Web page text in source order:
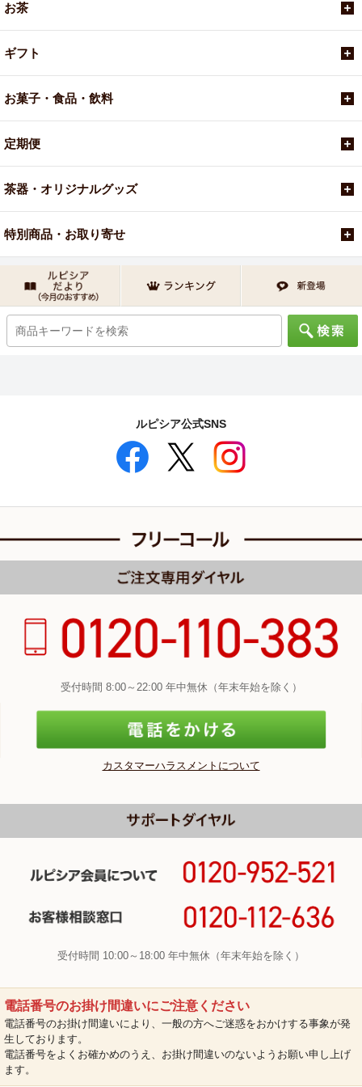
お茶
ギフト
お菓子・食品・飲料
定期便
茶器・オリジナルグッズ
特別商品・お取り寄せ
ルピシア公式SNS
受付時間 8:00～22:00 年中無休（年末年始を除く）
カスタマーハラスメントについて
受付時間 10:00～18:00 年中無休（年末年始を除く）
電話番号のお掛け間違いにご注意ください
電話番号のお掛け間違いにより、一般の方へご迷惑をおかけする事象が発
生しております。
電話番号をよくお確かめのうえ、お掛け間違いのないようお願い申し上げ
ます。